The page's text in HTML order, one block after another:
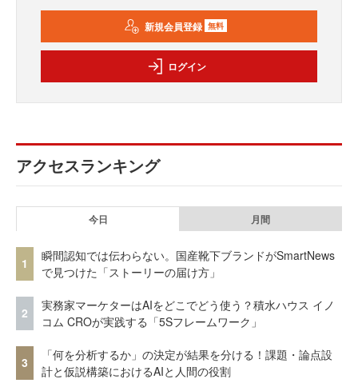
新規会員登録 無料
ログイン
アクセスランキング
今日 月間
1
瞬間認知では伝わらない。国産靴下ブランドがSmartNews
で見つけた「ストーリーの届け方」
2
実務家マーケターはAIをどこでどう使う？積水ハウス イノ
コム CROが実践する「5Sフレームワーク」
3
「何を分析するか」の決定が結果を分ける！課題・論点設
計と仮説構築におけるAIと人間の役割